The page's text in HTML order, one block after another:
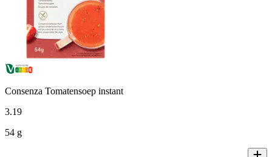
Consenza Tomatensoep instant
3.19
54 g